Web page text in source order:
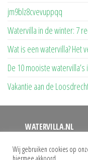
jm9blz8cvevuppqq
Watervilla in de winter: 7
Wat is een watervilla? Het
De 10 mooiste watervilla’s
Vakantie aan de
WATERVILLA.NL
Op deze website
Wij gebruiken cookies op
hiermee akkoord.